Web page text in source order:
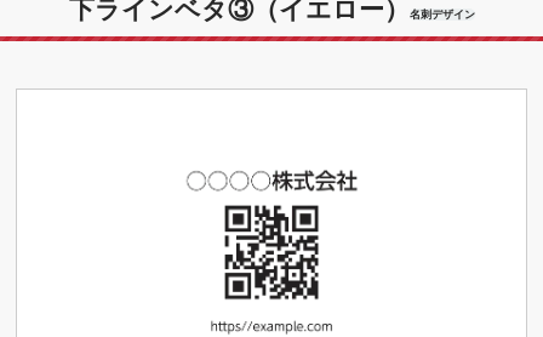
下ラインベタ③（イエロー） 名刺デザイン